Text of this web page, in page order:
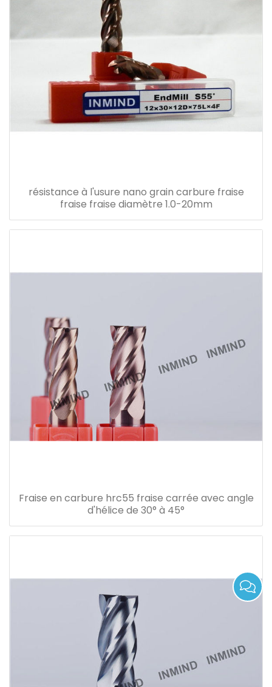
résistance à l'usure nano grain carbure fraise
fraise fraise diamètre 1.0-20mm
Fraise en carbure hrc55 fraise carrée avec angle
d'hélice de 30° à 45°